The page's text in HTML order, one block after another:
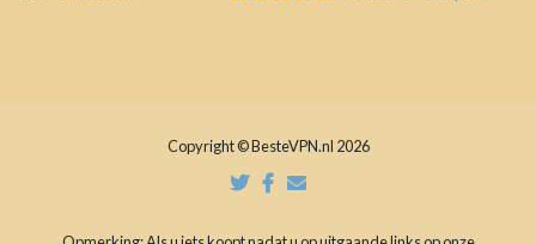
Copyright © BesteVPN.nl 2026